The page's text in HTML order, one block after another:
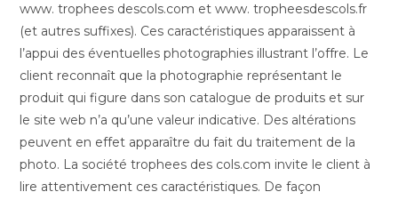
www. trophees descols.com et www. tropheesdescols.fr
(et autres suffixes). Ces caractéristiques apparaissent à
l’appui des éventuelles photographies illustrant l’offre. Le
client reconnaît que la photographie représentant le
produit qui figure dans son catalogue de produits et sur
le site web n’a qu’une valeur indicative. Des altérations
peuvent en effet apparaître du fait du traitement de la
photo. La société trophees des cols.com invite le client à
lire attentivement ces caractéristiques. De façon